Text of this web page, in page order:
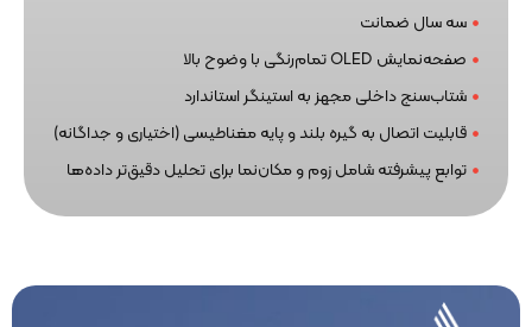
سه سال ضمانت
صفحه‌نمایش OLED تمام‌رنگی با وضوح بالا
شتاب‌سنج داخلی مجهز به استینگر استاندارد
قابلیت اتصال به گیره بلند و پایه مغناطیسی (اختیاری و جداگانه)
توابع پیشرفته شامل زوم و مکان‌نما برای تحلیل دقیق‌تر داده‌ها